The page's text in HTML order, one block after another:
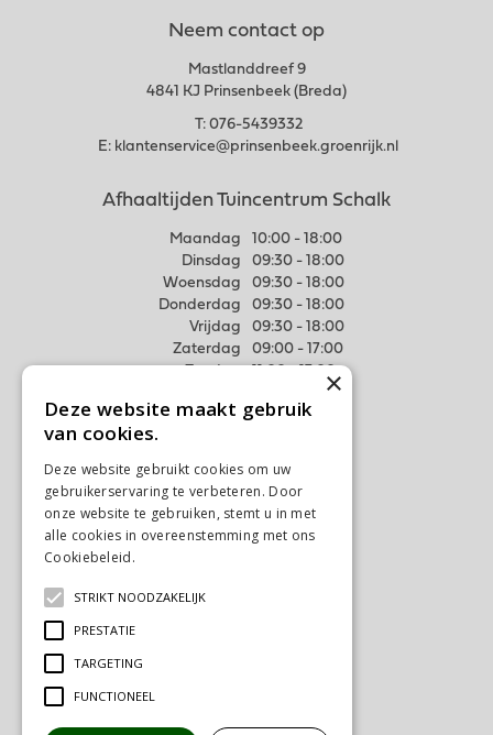
Neem contact op
Mastlanddreef 9
4841 KJ Prinsenbeek (Breda)
T: 076-5439332
E: klantenservice@prinsenbeek.groenrijk.nl
Afhaaltijden Tuincentrum Schalk
Maandag
10:00 - 18:00
Dinsdag
09:30 - 18:00
Woensdag
09:30 - 18:00
Donderdag
09:30 - 18:00
Vrijdag
09:30 - 18:00
Zaterdag
09:00 - 17:00
Meer weten
Algemene voorwaarden
Privacy Statement
Disclaimer
×
Deze website maakt gebruik
van cookies.
Deze website gebruikt cookies om uw
gebruikerservaring te verbeteren. Door
onze website te gebruiken, stemt u in met
alle cookies in overeenstemming met ons
Cookiebeleid.
STRIKT NOODZAKELIJK
PRESTATIE
TARGETING
FUNCTIONEEL